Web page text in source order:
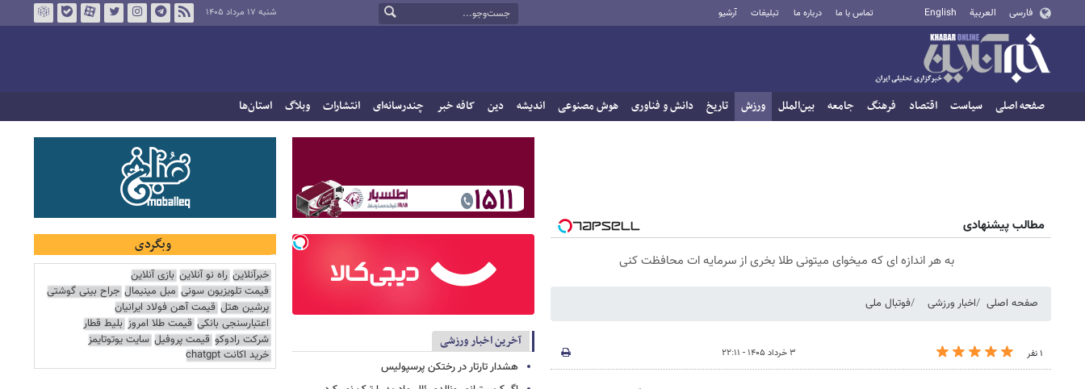
فارسی العربية English تماس با ما درباره ما تبلیغات آرشیو شنبه ۱۷ مرداد ۱۴۰۵
صفحه اصلی سیاست اقتصاد فرهنگ جامعه بین‌الملل ورزش تاریخ دانش و فناوری هوش مصنوعی اندیشه دین کافه خبر چندرسانه‌ای انتشارات وبلاگ استان‌ها
مطالب پیشنهادی
به هر اندازه ای که میخوای میتونی طلا بخری از سرمایه ات محافظت کنی
صفحه اصلی اخبار ورزشی فوتبال ملی
۱ نفر ۳ خرداد ۱۴۰۵ - ۲۲:۱۱
آخرین اخبار ورزشی
هشدار تارتار در رختکن پرسپولیس
وبگردی
خبرآنلاین راه نو آنلاین بازی آنلاین
قیمت تلویزیون سونی مبل مینیمال جراح بینی گوشتی
پرشین هتل قیمت آهن فولاد ایرانیان
اعتبارسنجی بانکی قیمت طلا امروز بلیط قطار
شرکت رادوکو قیمت پروفیل سایت یوتوتایمز
خرید اکانت chatgpt